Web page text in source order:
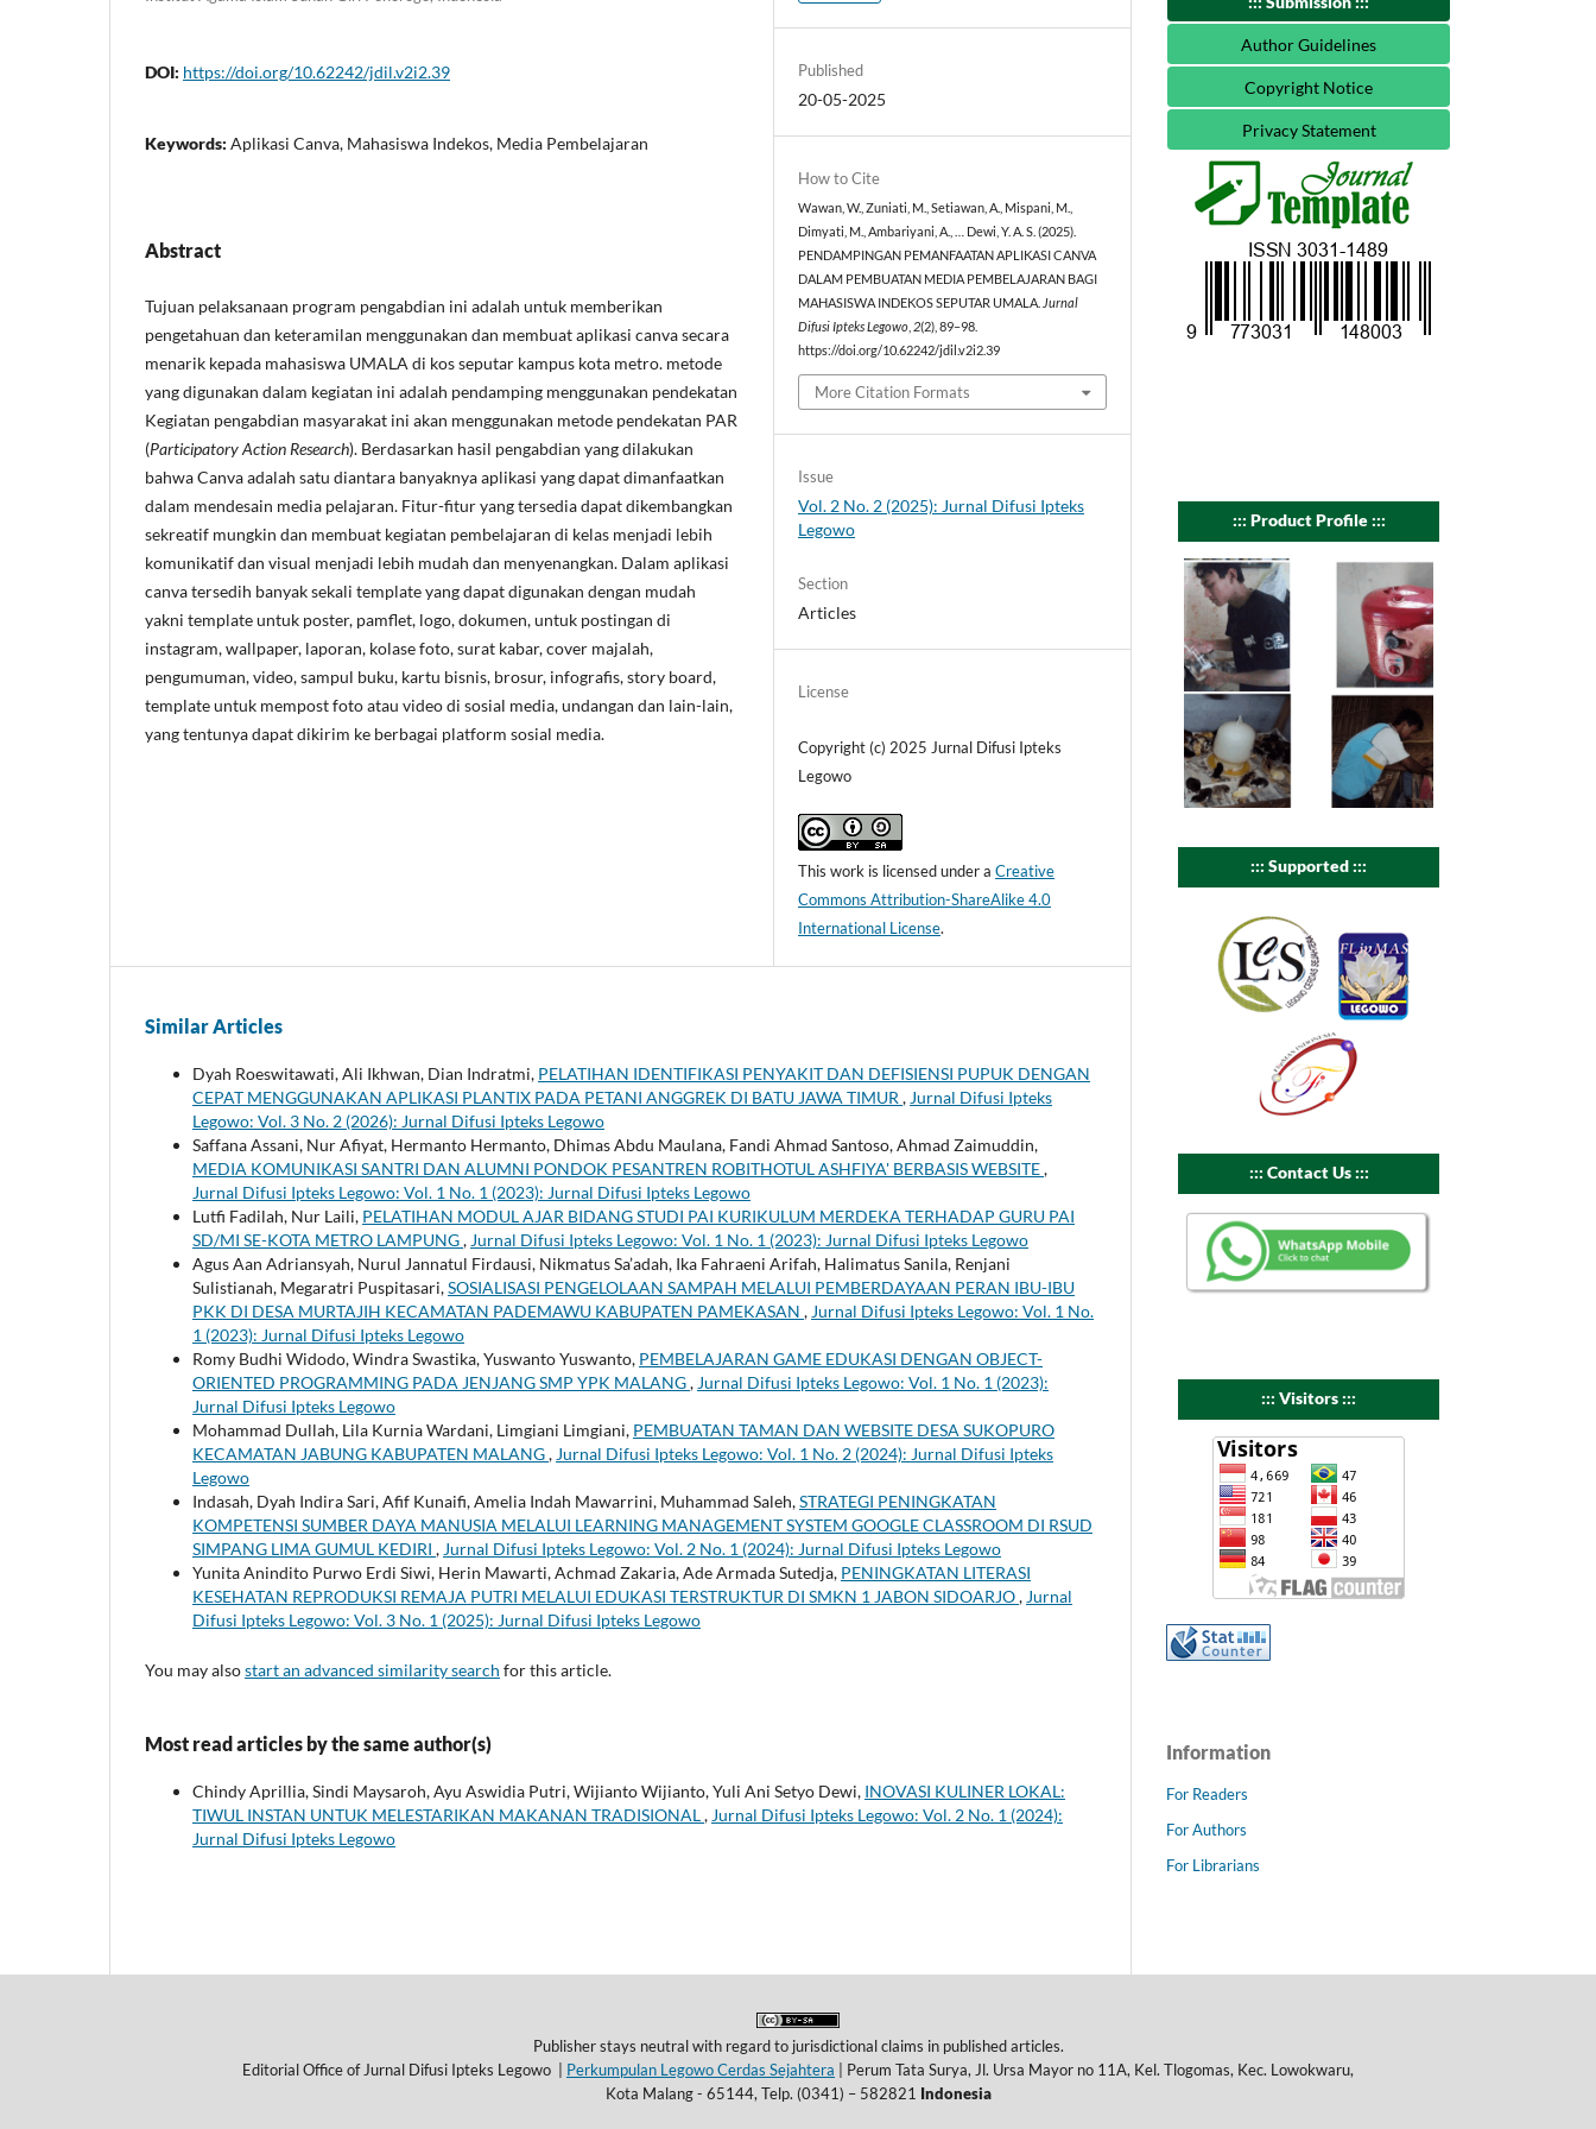
DOI: https://doi.org/10.62242/jdil.v2i2.39
Keywords: Aplikasi Canva, Mahasiswa Indekos, Media Pembelajaran
Abstract
Tujuan pelaksanaan program pengabdian ini adalah untuk memberikan
pengetahuan dan keteramilan menggunakan dan membuat aplikasi canva secara
menarik kepada mahasiswa UMALA di kos seputar kampus kota metro. metode
yang digunakan dalam kegiatan ini adalah pendamping menggunakan pendekatan
Kegiatan pengabdian masyarakat ini akan menggunakan metode pendekatan PAR
(Participatory Action Research). Berdasarkan hasil pengabdian yang dilakukan
bahwa Canva adalah satu diantara banyaknya aplikasi yang dapat dimanfaatkan
dalam mendesain media pelajaran. Fitur-fitur yang tersedia dapat dikembangkan
sekreatif mungkin dan membuat kegiatan pembelajaran di kelas menjadi lebih
komunikatif dan visual menjadi lebih mudah dan menyenangkan. Dalam aplikasi
canva tersedih banyak sekali template yang dapat digunakan dengan mudah
yakni template untuk poster, pamflet, logo, dokumen, untuk postingan di
instagram, wallpaper, laporan, kolase foto, surat kabar, cover majalah,
pengumuman, video, sampul buku, kartu bisnis, brosur, infografis, story board,
template untuk mempost foto atau video di sosial media, undangan dan lain-lain,
yang tentunya dapat dikirim ke berbagai platform sosial media.
Published
20-05-2025
How to Cite
Wawan, W., Zuniati, M., Setiawan, A., Mispani, M.,
Dimyati, M., Ambariyani, A., … Dewi, Y. A. S. (2025).
PENDAMPINGAN PEMANFAATAN APLIKASI CANVA
DALAM PEMBUATAN MEDIA PEMBELAJARAN BAGI
MAHASISWA INDEKOS SEPUTAR UMALA. Jurnal
Difusi Ipteks Legowo 2(2), 89–98.
https://doi.org/10.62242/jdil.v2i2.39
More Citation Formats
Issue
Vol. 2 No. 2 (2025): Jurnal Difusi Ipteks
Legowo
Section
Articles
License
Copyright (c) 2025 Jurnal Difusi Ipteks
Legowo
This work is licensed under aCreative
Commons Attribution-ShareAlike 4.0
International License.
Similar Articles
Dyah Roeswitawati, Ali Ikhwan, Dian Indratmi, PELATIHAN IDENTIFIKASI PENYAKIT DAN DEFISIENSI PUPUK DENGAN
CEPAT MENGGUNAKAN APLIKASI PLANTIX PADA PETANI ANGGREK DI BATU JAWA TIMUR , Jurnal Difusi Ipteks
Legowo: Vol. 3 No. 2 (2026): Jurnal Difusi Ipteks Legowo
Saffana Assani, Nur Afiyat, Hermanto Hermanto, Dhimas Abdu Maulana, Fandi Ahmad Santoso, Ahmad Zaimuddin,
MEDIA KOMUNIKASI SANTRI DAN ALUMNI PONDOK PESANTREN ROBITHOTUL ASHFIYA' BERBASIS WEBSITE,
Jurnal Difusi Ipteks Legowo: Vol. 1 No. 1 (2023): Jurnal Difusi Ipteks Legowo
Lutfi Fadilah, Nur Laili, PELATIHAN MODUL AJAR BIDANG STUDI PAI KURIKULUM MERDEKA TERHADAP GURU PAI
SD/MI SE-KOTA METRO LAMPUNG, Jurnal Difusi Ipteks Legowo: Vol. 1 No. 1 (2023): Jurnal Difusi Ipteks Legowo
Agus Aan Adriansyah, Nurul Jannatul Firdausi, Nikmatus Sa’adah, Ika Fahraeni Arifah, Halimatus Sanila, Renjani
Sulistianah, Megaratri Puspitasari,SOSIALISASI PENGELOLAAN SAMPAH MELALUI PEMBERDAYAAN PERAN IBU-IBU
PKK DI DESA MURTAJIH KECAMATAN PADEMAWU KABUPATEN PAMEKASAN , Jurnal Difusi Ipteks Legowo: Vol. 1 No.
1 (2023): Jurnal Difusi Ipteks Legowo
Romy Budhi Widodo, Windra Swastika, Yuswanto Yuswanto, PEMBELAJARAN GAME EDUKASI DENGAN OBJECT-
ORIENTED PROGRAMMING PADA JENJANG SMP YPK MALANG, Jurnal Difusi Ipteks Legowo: Vol. 1 No. 1 (2023):
Jurnal Difusi Ipteks Legowo
Mohammad Dullah, Lila Kurnia Wardani, Limgiani Limgiani, PEMBUATAN TAMAN DAN WEBSITE DESA SUKOPURO
KECAMATAN JABUNG KABUPATEN MALANG, Jurnal Difusi Ipteks Legowo: Vol. 1 No. 2 (2024): Jurnal Difusi Ipteks
Legowo
Indasah, Dyah Indira Sari, Afif Kunaifi, Amelia Indah Mawarrini, Muhammad Saleh,STRATEGI PENINGKATAN
KOMPETENSI SUMBER DAYA MANUSIA MELALUI LEARNING MANAGEMENT SYSTEM GOOGLE CLASSROOM DI RSUD
SIMPANG LIMA GUMUL KEDIRI , Jurnal Difusi Ipteks Legowo: Vol. 2 No. 1 (2024): Jurnal Difusi Ipteks Legowo
Yunita Anindito Purwo Erdi Siwi, Herin Mawarti, Achmad Zakaria, Ade Armada Sutedja, PENINGKATAN LITERASI
KESEHATAN REPRODUKSI REMAJA PUTRI MELALUI EDUKASI TERSTRUKTUR DI SMKN 1 JABON SIDOARJO, Jurnal
Difusi Ipteks Legowo: Vol. 3 No. 1 (2025): Jurnal Difusi Ipteks Legowo
You may alsostart an advanced similarity search for this article.
Most read articles by the same author(s)
Chindy Aprillia, Sindi Maysaroh, Ayu Aswidia Putri, Wijianto Wijianto, Yuli Ani Setyo Dewi, INOVASI KULINER LOKAL:
TIWUL INSTAN UNTUK MELESTARIKAN MAKANAN TRADISIONAL, Jurnal Difusi Ipteks Legowo: Vol. 2 No. 1 (2024):
Jurnal Difusi Ipteks Legowo
Author Guidelines
Copyright Notice
Privacy Statement
::: Product Profile :::
::: Supported :::
::: Contact Us :::
::: Visitors :::
Information
For Readers
For Authors
For Librarians
Publisher stays neutral with regard to jurisdictional claims in published articles.
Editorial Office of Jurnal Difusi Ipteks Legowo | Perkumpulan Legowo Cerdas Sejahtera
Perum Tata Surya, Jl. Ursa Mayor no 11A, Kel. Tlogomas, Kec. Lowokwaru,
Kota Malang - 65144,Telp. (0341) – 582821 Indonesia